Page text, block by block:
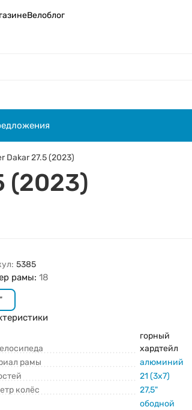
Велоблог
Dakar 27.5 (2023)
(2023)
5385
рамы:18
горный
хардтейл
рамы
алюминий
21 (3x7)
колёс
27,5"
ободной